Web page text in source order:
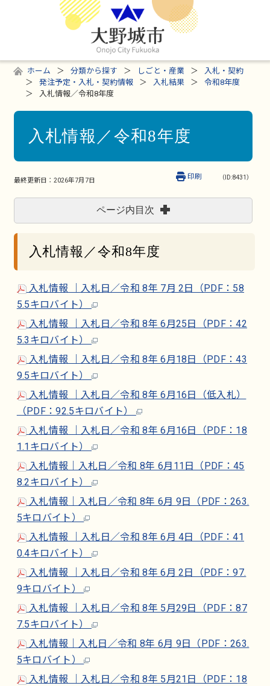
ホーム 分類から探す しごと・産業
入札・契約
発注予定・入札・契約情報
入札結果
令和8年度
入札情報／令和8年度
入札情報／令和8年度
最終更新日： 2026年7月7日 （ID:8431）
印刷
ページ内目次
入札情報／令和8年度
入札情報 ｜入札日／令和 8年 7月 2日（PDF：58
5.5キロバイト）
入札情報 ｜入札日／令和 8年 6月25日（PDF：42
5.3キロバイト）
入札情報 ｜入札日／令和 8年 6月18日（PDF：43
9.5キロバイト）
入札情報 ｜入札日／令和 8年 6月16日（低入札）
（PDF：92.5キロバイト）
入札情報 ｜入札日／令和 8年 6月16日（PDF：18
1.1キロバイト）
入札情報｜入札日／令和 8年 6月11日（PDF：45
8.2キロバイト）
入札情報｜入札日／令和 8年 6月 9日（PDF：263.
5キロバイト）
入札情報 ｜入札日／令和 8年 6月 4日（PDF：41
0.4キロバイト）
入札情報 ｜入札日／令和 8年 6月 2日（PDF：97.
9キロバイト）
入札情報 ｜入札日／令和 8年 5月29日（PDF：87
7.5キロバイト）
入札情報｜入札日／令和 8年 6月 9日（PDF：263.
5キロバイト）
入札情報 ｜入札日／令和 8年 5月21日（PDF：18